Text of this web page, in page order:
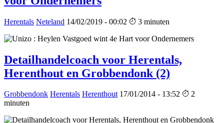
Herentals Neteland 14/02/2019 - 00:02 3 minuten
Detailhandelcoach voor Herentals,
Herenthout en Grobbendonk (2)
Grobbendonk Herentals Herenthout 17/01/2014 - 13:52
2
minuten